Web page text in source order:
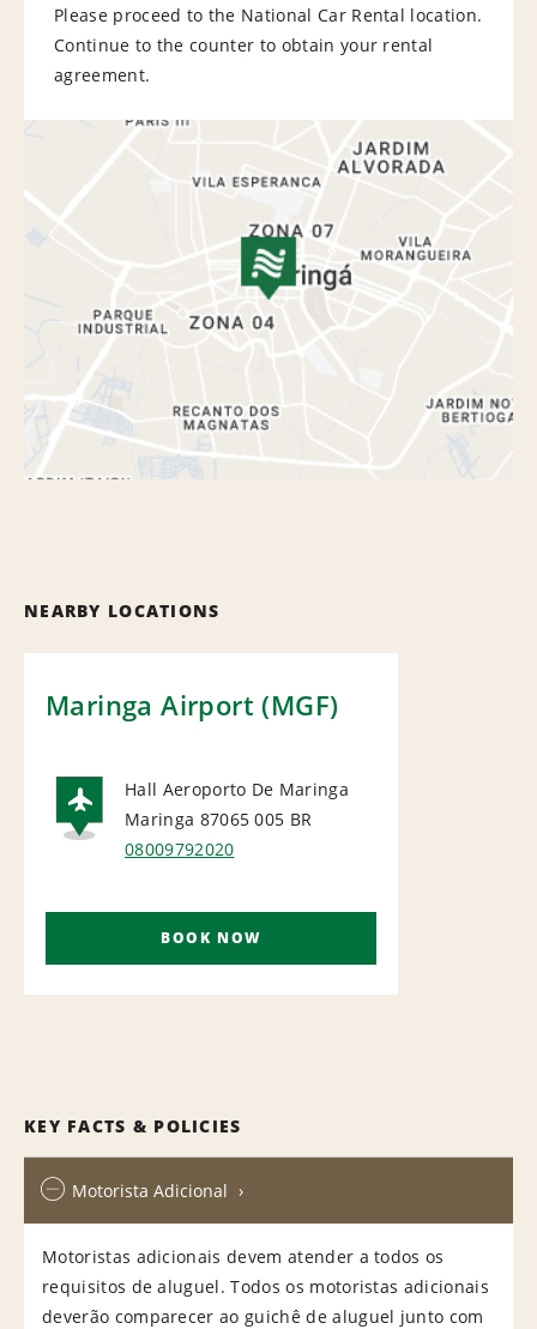
Please proceed to the National Car Rental location.
Continue to the counter to obtain your rental
agreement.
NEARBY LOCATIONS
Maringa Airport (MGF)
AIRPORT
Hall Aeroporto De Maringa
Maringa 87065 005 BR
08009792020
BOOK NOW
KEY FACTS & POLICIES
Motorista Adicional
Motoristas adicionais devem atender a todos os
requisitos de aluguel. Todos os motoristas adicionais
deverão comparecer ao guichê de aluguel junto com